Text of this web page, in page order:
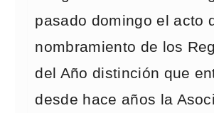
pasado domingo el acto
nombramiento de los
del Año distinción que
desde hace años la